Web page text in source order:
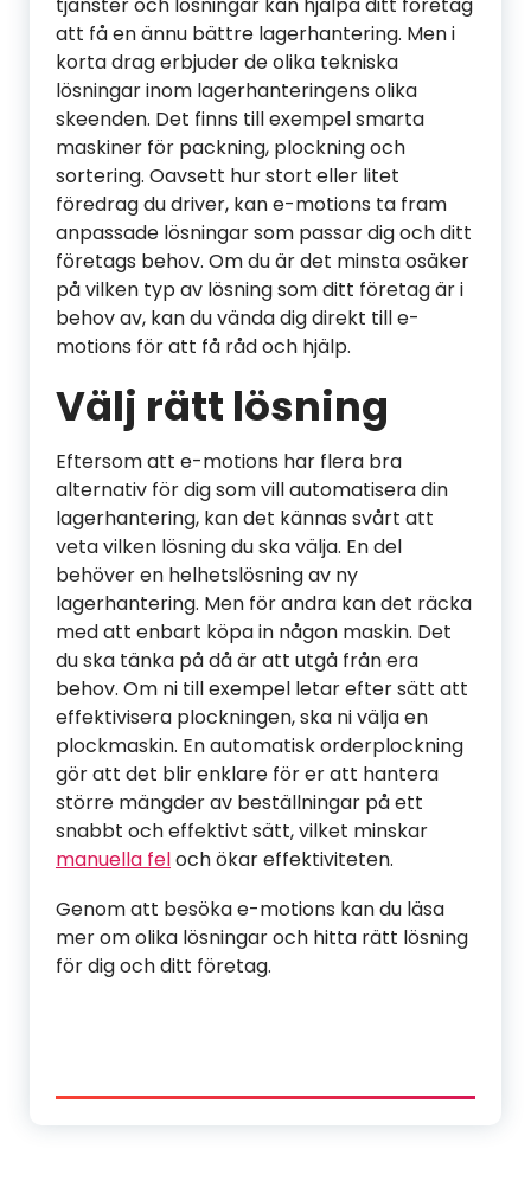
att få en ännu bättre lagerhantering. Men i
korta drag erbjuder de olika tekniska
lösningar inom lagerhanteringens olika
skeenden. Det finns till exempel smarta
maskiner för packning, plockning och
sortering. Oavsett hur stort eller litet
föredrag du driver, kan e-motions ta fram
anpassade lösningar som passar dig och ditt
företags behov. Om du är det minsta osäker
på vilken typ av lösning som ditt företag är i
behov av, kan du vända dig direkt till e-
motions för att få råd och hjälp.
Välj rätt lösning
Eftersom att e-motions har flera bra
alternativ för dig som vill automatisera din
lagerhantering, kan det kännas svårt att
veta vilken lösning du ska välja. En del
behöver en helhetslösning av ny
lagerhantering. Men för andra kan det räcka
med att enbart köpa in någon maskin. Det
du ska tänka på då är att utgå från era
behov. Om ni till exempel letar efter sätt att
effektivisera plockningen, ska ni välja en
plockmaskin. En automatisk orderplockning
gör att det blir enklare för er att hantera
större mängder av beställningar på ett
snabbt och effektivt sätt, vilket minskar
manuella feloch ökar effektiviteten.
Genom att besöka e-motions kan du läsa
mer om olika lösningar och hitta rätt lösning
för dig och ditt företag.